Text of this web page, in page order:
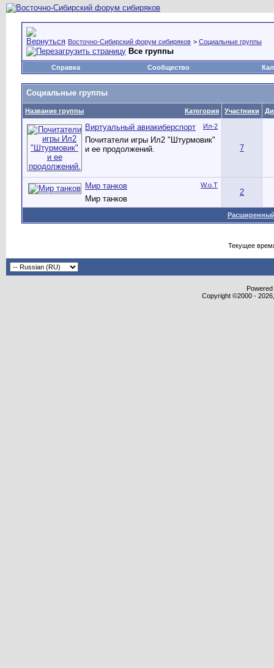
Восточно-Сибирский форум сибиряков > Социальные группы
Все группы
Справка Сообщество
Социальные группы
Категория
Название группы Участники
Ил-2
Виртуальный авиакиберспорт
Почитатели игры Ил2 "Штурмовик"
и ее продолжений.
7
W.o.T
Мир танков
Мир танков
2
Текущее
Copyright ©2000 -